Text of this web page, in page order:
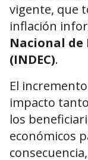
vigente, que
inflación
Nacional de
(INDEC).
El
impacto
los
económicos